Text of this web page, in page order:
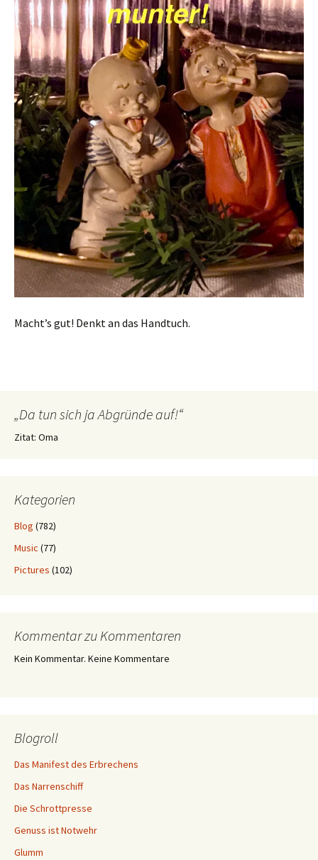
Macht’s gut! Denkt an das Handtuch.
„Da tun sich ja Abgründe auf!“
Zitat: Oma
Kategorien
Blog (782)
Music (77)
Pictures (102)
Kommentar zu Kommentaren
Kein Kommentar. Keine Kommentare
Blogroll
Das Manifest des Erbrechens
Das Narrenschiff
Die Schrottpresse
Genuss ist Notwehr
Glumm